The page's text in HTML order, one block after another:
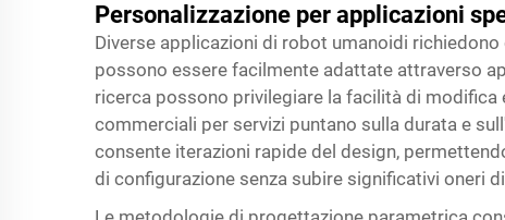
Personalizzazione per applicazioni
Diverse applicazioni di robot umanoidi
possono essere facilmente adattate attraverso
ricerca possono privilegiare la facilità di
commerciali per servizi puntano sulla durata e
consente iterazioni rapide del design,
di configurazione senza subire significativi oneri